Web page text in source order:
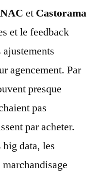
et Castorama
et le feedback
agencement. Par
presque
pas
par acheter.
data, les